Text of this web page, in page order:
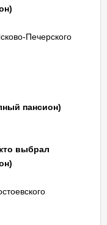
Печерского
пансион)
выбрал